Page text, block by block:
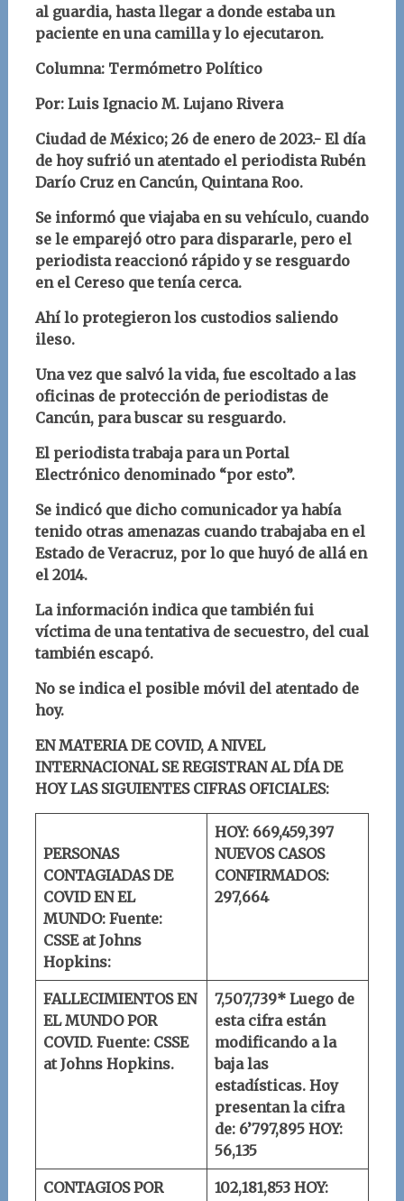
al guardia, hasta llegar a donde estaba un
paciente en una camilla y lo ejecutaron.
Columna: Termómetro Político
Por: Luis Ignacio M. Lujano Rivera
Ciudad de México; 26 de enero de 2023.- El día
de hoy sufrió un atentado el periodista Rubén
Darío Cruz en Cancún, Quintana Roo.
Se informó que viajaba en su vehículo, cuando
se le emparejó otro para dispararle, pero el
periodista reaccionó rápido y se resguardo
en el Cereso que tenía cerca.
Ahí lo protegieron los custodios saliendo
ileso.
Una vez que salvó la vida, fue escoltado a las
oficinas de protección de periodistas de
Cancún, para buscar su resguardo.
El periodista trabaja para un Portal
Electrónico denominado “por esto”.
Se indicó que dicho comunicador ya había
tenido otras amenazas cuando trabajaba en el
Estado de Veracruz, por lo que huyó de allá en
el 2014.
La información indica que también fui
víctima de una tentativa de secuestro, del cual
también escapó.
No se indica el posible móvil del atentado de
hoy.
EN MATERIA DE COVID, A NIVEL
INTERNACIONAL SE REGISTRAN AL DÍA DE
HOY LAS SIGUIENTES CIFRAS OFICIALES:
PERSONAS
CONTAGIADAS DE
COVID EN EL
MUNDO: Fuente:
CSSE at Johns
Hopkins:
HOY: 669,459,397
NUEVOS CASOS
CONFIRMADOS:
297,664
FALLECIMIENTOS EN
EL MUNDO POR
COVID. Fuente: CSSE
at Johns Hopkins.
7,507,739* Luego de
esta cifra están
modificando a la
baja las
estadísticas. Hoy
presentan la cifra
de: 6’797,895 HOY:
56,135
CONTAGIOS POR
102,181,853 HOY: